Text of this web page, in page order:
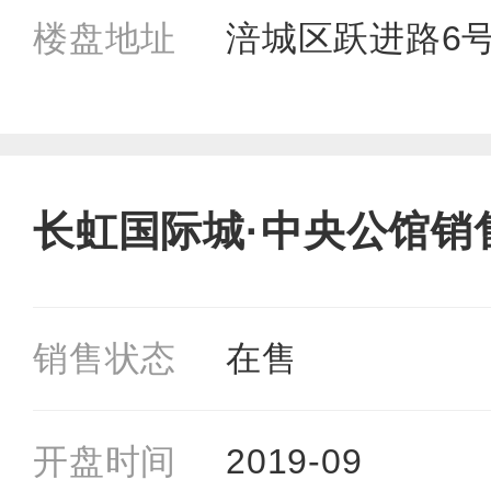
楼盘地址 涪城区跃进路6
长虹国际城·中央公馆销
销售状态 在售
开盘时间 2019-09